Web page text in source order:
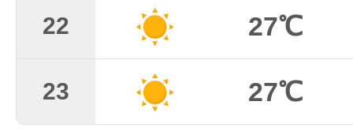
22 27℃
23 27℃